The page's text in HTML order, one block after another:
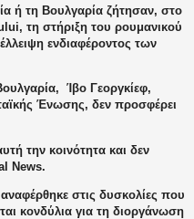
ή τη Βουλγαρία ζήτησαν, στο
τη στήριξη του ρουμανικού
ενδιαφέροντος των
Ίβο Γεοργκίεφ,
Ένωσης, δεν προσφέρει
την κοινότητα και δεν
News.
στις δυσκολίες που
κονδύλια για τη διοργάνωση